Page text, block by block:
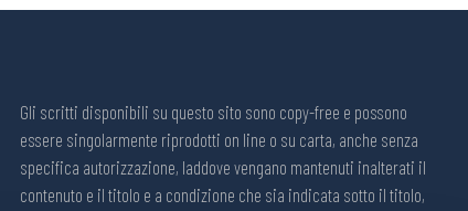
Gli scritti disponibili su questo sito sono copy-free e possono
essere singolarmente riprodotti on line o su carta, anche senza
specifica autorizzazione, laddove vengano mantenuti inalterati il
contenuto e il titolo e a condizione che sia indicata sotto il titolo,